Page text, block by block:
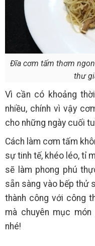
Đĩa cơm tấm thơm
thư
Vì cần có khoảng
nhiều, chính vì vậy
cho những ngày cuối
Cách làm cơm tấm
sự tinh tế, khéo léo, tỉ
sẽ làm phong phú
sẵn sàng vào bếp thử
thành công với công
mà chuyên mục
nhé!